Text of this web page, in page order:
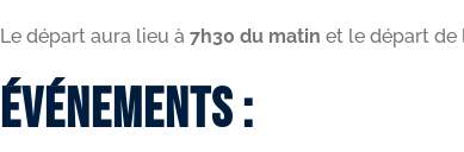
Le départ aura lieu à 7h30 du matin et le départ de
Événements :